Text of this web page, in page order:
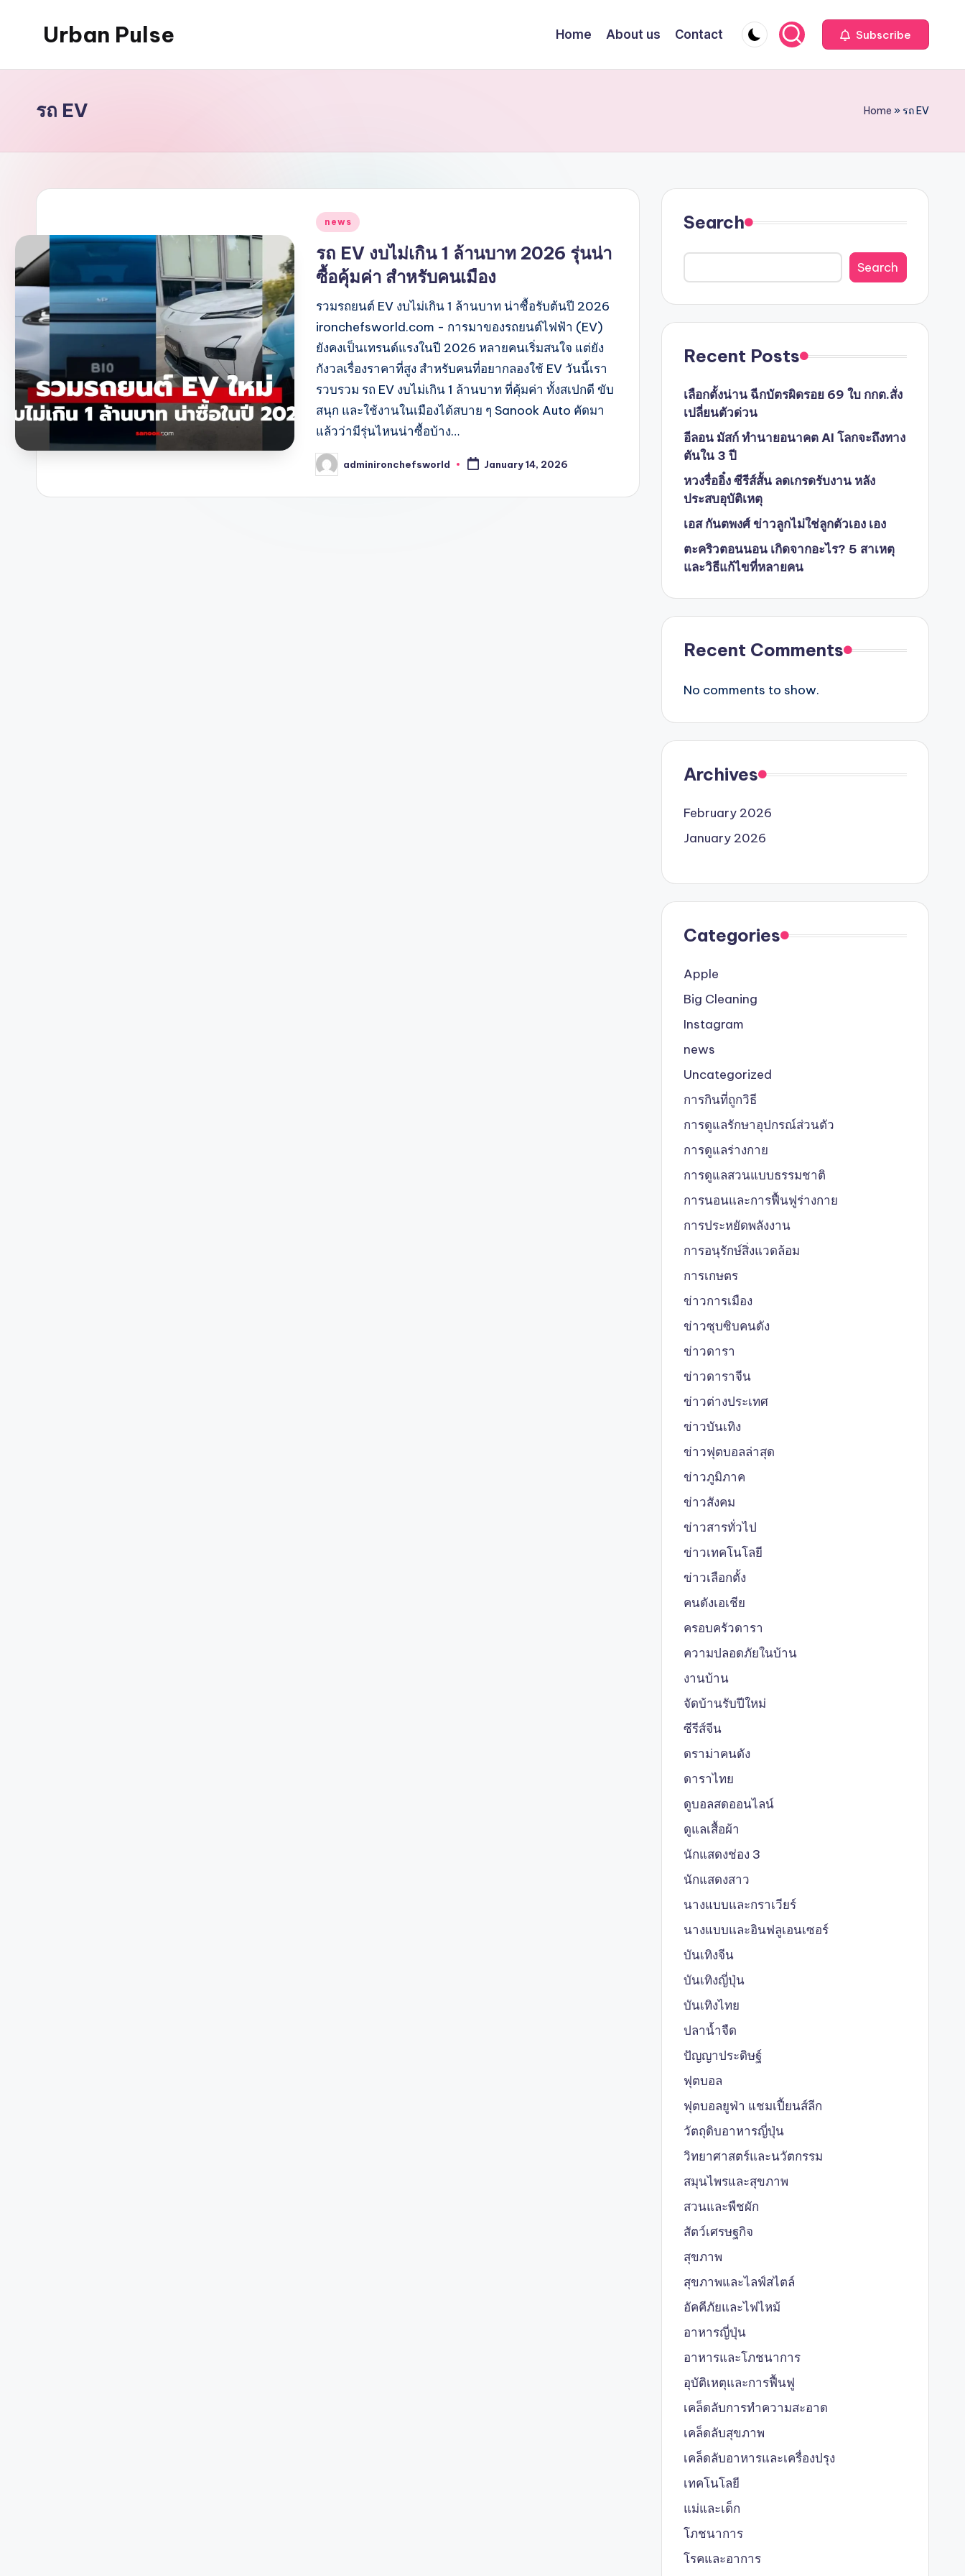
Urban Pulse Home About us Contact Subscribe
รถ EV Home »รถ EV
Posted
news
รถ EV งบไม่เกิน 1 ล้านบาท 2026 รุ่นน่า
ซื้อคุ้มค่า สำหรับคนเมือง
รวมรถยนต์ EV งบไม่เกิน 1 ล้านบาท น่าซื้อรับต้นปี 2026
ironchefsworld.com - การมาของรถยนต์ไฟฟ้า (EV)
ยังคงเป็นเทรนด์แรงในปี 2026 หลายคนเริ่มสนใจ แต่ยัง
กังวลเรื่องราคาที่สูง สำหรับคนที่อยากลองใช้ EV วันนี้เรา
รวบรวม รถ EV งบไม่เกิน 1 ล้านบาท ที่คุ้มค่า ทั้งสเปกดี ขับ
สนุก และใช้งานในเมืองได้สบาย ๆ Sanook Auto คัดมา
แล้วว่ามีรุ่นไหนน่าซื้อบ้าง…
Posted
by
adminironchefsworld January 14, 2026
Search
Search
Recent Posts
เลือกตั้งน่าน ฉีกบัตรผิดรอย 69 ใบ กกต.สั่ง
เปลี่ยนตัวด่วน
อีลอน มัสก์ ทำนายอนาคต AI โลกจะถึงทาง
ตันใน 3 ปี
หวงรื่ออิ๋ง ซีรีส์สั้น ลดเกรดรับงาน หลัง
ประสบอุบัติเหตุ
เอส กันตพงศ์ ข่าวลูกไม่ใช่ลูกตัวเอง เอง
ตะคริวตอนนอน เกิดจากอะไร? 5 สาเหตุ
และวิธีแก้ไขที่หลายคน
Recent Comments
No comments to show.
Archives
February 2026
January 2026
Categories
Apple
Big Cleaning
Instagram
news
Uncategorized
การกินที่ถูกวิธี
การดูแลรักษาอุปกรณ์ส่วนตัว
การดูแลร่างกาย
การดูแลสวนแบบธรรมชาติ
การนอนและการฟื้นฟูร่างกาย
การประหยัดพลังงาน
การอนุรักษ์สิ่งแวดล้อม
การเกษตร
ข่าวการเมือง
ข่าวซุบซิบคนดัง
ข่าวดารา
ข่าวดาราจีน
ข่าวต่างประเทศ
ข่าวบันเทิง
ข่าวฟุตบอลล่าสุด
ข่าวภูมิภาค
ข่าวสังคม
ข่าวสารทั่วไป
ข่าวเทคโนโลยี
ข่าวเลือกตั้ง
คนดังเอเชีย
ครอบครัวดารา
ความปลอดภัยในบ้าน
งานบ้าน
จัดบ้านรับปีใหม่
ซีรีส์จีน
ดราม่าคนดัง
ดาราไทย
ดูบอลสดออนไลน์
ดูแลเสื้อผ้า
นักแสดงช่อง 3
นักแสดงสาว
นางแบบและกราเวียร์
นางแบบและอินฟลูเอนเซอร์
บันเทิงจีน
บันเทิงญี่ปุ่น
บันเทิงไทย
ปลาน้ำจืด
ปัญญาประดิษฐ์
ฟุตบอล
ฟุตบอลยูฟ่า แชมเปี้ยนส์ลีก
วัตถุดิบอาหารญี่ปุ่น
วิทยาศาสตร์และนวัตกรรม
สมุนไพรและสุขภาพ
สวนและพืชผัก
สัตว์เศรษฐกิจ
สุขภาพ
สุขภาพและไลฟ์สไตล์
อัคคีภัยและไฟไหม้
อาหารญี่ปุ่น
อาหารและโภชนาการ
อุบัติเหตุและการฟื้นฟู
เคล็ดลับการทำความสะอาด
เคล็ดลับสุขภาพ
เคล็ดลับอาหารและเครื่องปรุง
เทคโนโลยี
แม่และเด็ก
โภชนาการ
โรคและอาการ